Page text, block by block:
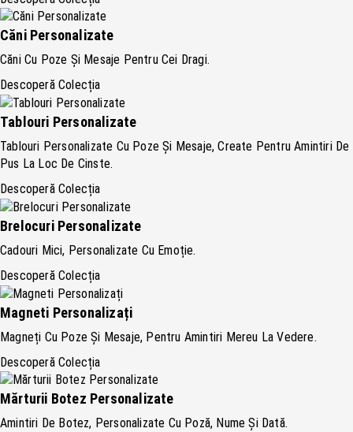
Căni Personalizate
Căni Cu Poze Și Mesaje Pentru Cei Dragi.
Descoperă Colecția
Tablouri Personalizate
Tablouri Personalizate Cu Poze Și Mesaje, Create Pentru Amintiri De
Pus La Loc De Cinste.
Descoperă Colecția
Brelocuri Personalizate
Cadouri Mici, Personalizate Cu Emoție.
Descoperă Colecția
Magneti Personalizați
Magneți Cu Poze Și Mesaje, Pentru Amintiri Mereu La Vedere.
Descoperă Colecția
Mărturii Botez Personalizate
Amintiri De Botez, Personalizate Cu Poză, Nume Și Dată.